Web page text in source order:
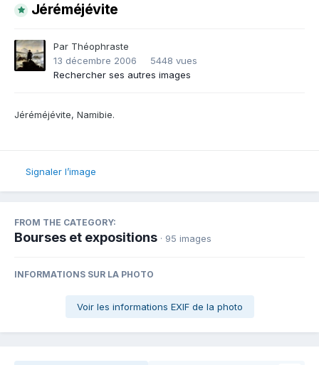
Jéréméjévite
Par Théophraste
13 décembre 2006
5448 vues
Rechercher ses autres images
Jéréméjévite, Namibie.
Signaler l’image
FROM THE CATEGORY:
Bourses et expositions · 95 images
INFORMATIONS SUR LA PHOTO
Voir les informations EXIF de la photo